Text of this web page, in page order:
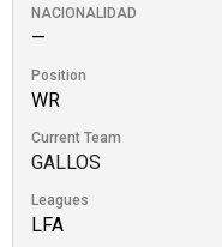
NACIONALIDAD
—
Position
WR
Current Team
GALLOS
Leagues
LFA